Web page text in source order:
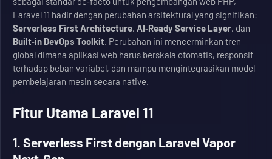
Laravel 11 hadir dengan perubahan arsitektural yang signifikan:
Serverless First Architecture, AI‑Ready Service Layer, dan
Built‑in DevOps Toolkit. Perubahan ini mencerminkan tren
global dimana aplikasi web harus berskala otomatis, responsif
terhadap beban variabel, dan mampu mengintegrasikan model
pembelajaran mesin secara native.
Fitur Utama Laravel 11
1. Serverless First dengan Laravel Vapor